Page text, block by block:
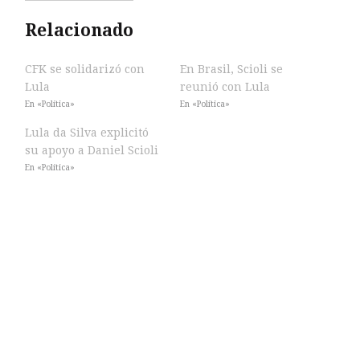
Relacionado
CFK se solidarizó con
Lula
En «Política»
En Brasil, Scioli se
reunió con Lula
En «Política»
Lula da Silva explicitó
su apoyo a Daniel Scioli
En «Política»